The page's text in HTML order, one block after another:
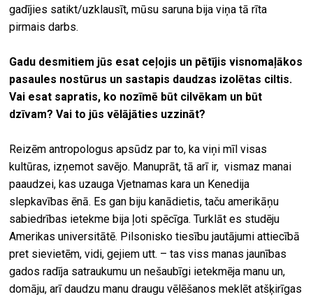
gadījies satikt/uzklausīt, mūsu saruna bija viņa tā rīta
pirmais darbs.
Gadu desmitiem jūs esat ceļojis un pētījis visnomaļākos
pasaules nostūrus un sastapis daudzas izolētas ciltis.
Vai esat sapratis, ko nozīmē būt cilvēkam un būt
dzīvam? Vai to jūs vēlājāties uzzināt?
Reizēm antropologus apsūdz par to, ka viņi mīl visas
kultūras, izņemot savējo. Manuprāt, tā arī ir, vismaz manai
paaudzei, kas uzauga Vjetnamas kara un Kenedija
slepkavības ēnā. Es gan biju kanādietis, taču amerikāņu
sabiedrības ietekme bija ļoti spēcīga. Turklāt es studēju
Amerikas universitātē. Pilsonisko tiesību jautājumi attiecībā
pret sievietēm, vidi, gejiem utt. – tas viss manas jaunības
gados radīja satraukumu un nešaubīgi ietekmēja manu un,
domāju, arī daudzu manu draugu vēlēšanos meklēt atšķirīgas